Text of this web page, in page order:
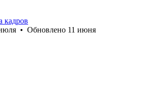
кадров
• Обновлено 11 июня